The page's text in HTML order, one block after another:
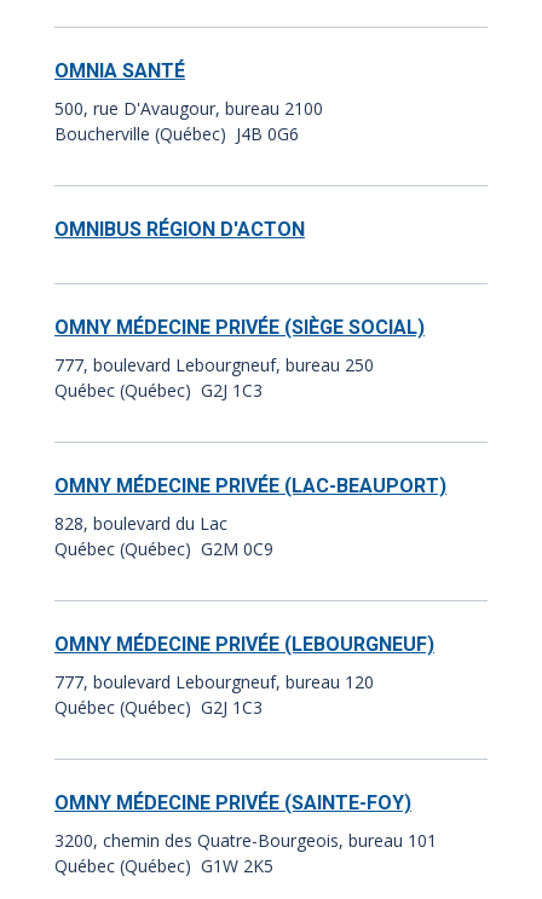
OMNIA SANTÉ
500, rue D'Avaugour, bureau 2100
Boucherville (Québec) J4B 0G6
OMNIBUS RÉGION D'ACTON
OMNY MÉDECINE PRIVÉE (SIÈGE SOCIAL)
777, boulevard Lebourgneuf, bureau 250
Québec (Québec) G2J 1C3
OMNY MÉDECINE PRIVÉE (LAC-BEAUPORT)
828, boulevard du Lac
Québec (Québec) G2M 0C9
OMNY MÉDECINE PRIVÉE (LEBOURGNEUF)
777, boulevard Lebourgneuf, bureau 120
Québec (Québec) G2J 1C3
OMNY MÉDECINE PRIVÉE (SAINTE-FOY)
3200, chemin des Quatre-Bourgeois, bureau 101
Québec (Québec) G1W 2K5